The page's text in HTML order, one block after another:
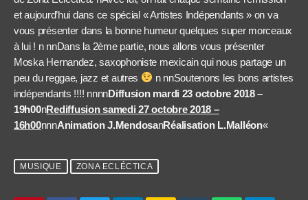
et aujourd’hui dans ce spécial « Artistes Indépendants » on va
vous présenter dans la bonne humeur quelques super morceaux
à lui ! n nnDans la 2ème partie, nous allons vous présenter
Moska Hernandez, saxophoniste mexicain qui nous partage un
peu du reggae, jazz et autres
n nnSoutenons les bons artistes
indépendants !!!! nnnnDiffusion mardi 23 octobre 2018 –
19h00nRediffusion samedi 27 octobre 2018 –
16h00nnnAnimation J.MendosanRéalisation L.Malléon«
MUSIQUE ZONA ECLÉCTICA